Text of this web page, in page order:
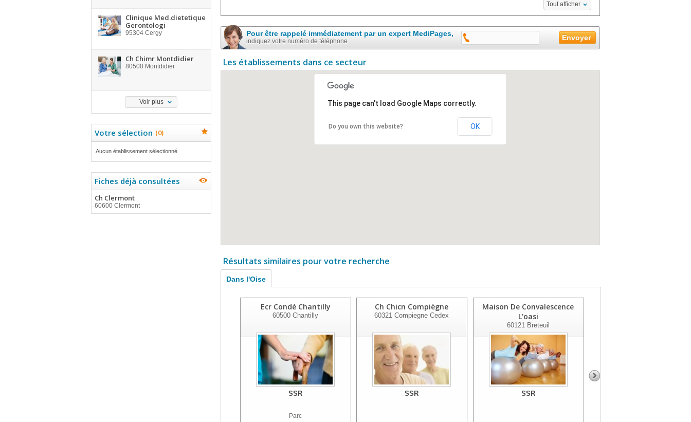
Clinique Med.dietetique
Gerontologi
95304 Cergy
Ch Chimr Montdidier
80500 Montdidier
Voir plus
Votre sélection (0)
Aucun établissement sélectionné
Fiches déjà consultées
Ch Clermont
60600 Clermont
Tout afficher
Pour être rappelé immédiatement par un expert MediPages,
indiquez votre numéro de téléphone
Les établissements dans ce secteur
This page can't load Google Maps correctly.
Do you own this website? OK
Résultats similaires pour votre recherche
Dans l'Oise
Ecr Condé Chantilly
60500 Chantilly
SSR
Parc
Ch Chicn Compiègne
60321 Compiegne Cedex
SSR
Maison De Convalescence
L'oasi
60121Breteuil
SSR